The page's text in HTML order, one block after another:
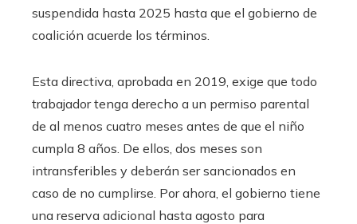
suspendida hasta 2025 hasta que el gobierno de
coalición acuerde los términos.
Esta directiva, aprobada en 2019, exige que todo
trabajador tenga derecho a un permiso parental
de al menos cuatro meses antes de que el niño
cumpla 8 años. De ellos, dos meses son
intransferibles y deberán ser sancionados en
caso de no cumplirse. Por ahora, el gobierno tiene
una reserva adicional hasta agosto para